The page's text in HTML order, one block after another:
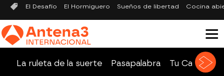
El Desafío El Hormiguero Sueños de libertad Cocina
La ruleta de la suerte Pasapalabra Tu Cara Me